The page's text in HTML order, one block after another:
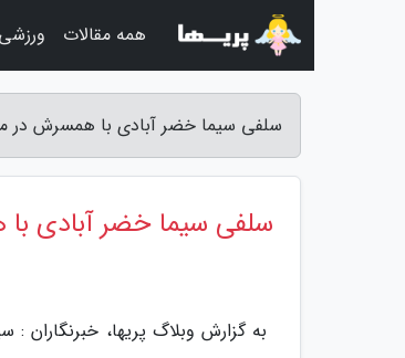
سلفی سیما خضر آبادی با همسرش در
سلفی سیما خضر آبادی
به گزارش وبلاگ پریها،
همه مقالات ورزشی